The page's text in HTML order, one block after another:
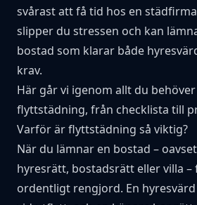
svårast att få tid hos en
slipper du stressen och kan
bostad som klarar både
krav.
Här går vi igenom allt du
flyttstädning, från checklista till
Varför är flyttstädning så viktig?
När du lämnar en bostad –
hyresrätt, bostadsrätt eller villa –
ordentligt rengjord. En